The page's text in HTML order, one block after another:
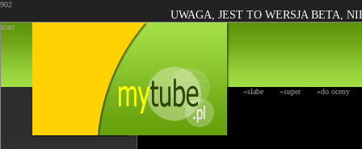
902
UWAGA, JEST TO WERSJA BETA,
start
»słabe »super »do oceny